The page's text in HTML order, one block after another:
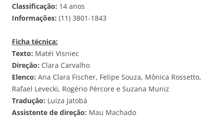
Classificação: 14 anos
Informações: (11) 3801-1843
Ficha técnica:
Texto: Matéi Visniec
Direção: Clara Carvalho
Elenco: Ana Clara Fischer, Felipe Souza, Mônica Rossetto,
Rafael Levecki, Rogério Pércore e Suzana Muniz
Tradução: Luiza Jatobá
Assistente de direção: Mau Machado